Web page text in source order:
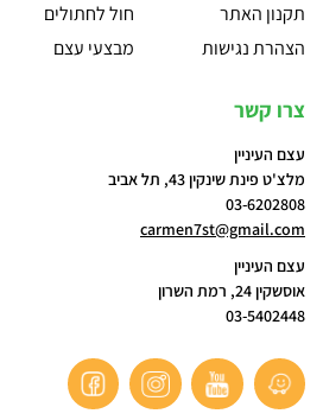
תקנון האתר
הצהרת נגישות
חול לחתולים
מבצעי עצם
צרו קשר
עצם העיניין
מלצ'ט פינת שינקין 43, תל אביב
03-6202808
carmen7st@gmail.com
עצם העיניין
אוסשקין 24, רמת השרון
03-5402448